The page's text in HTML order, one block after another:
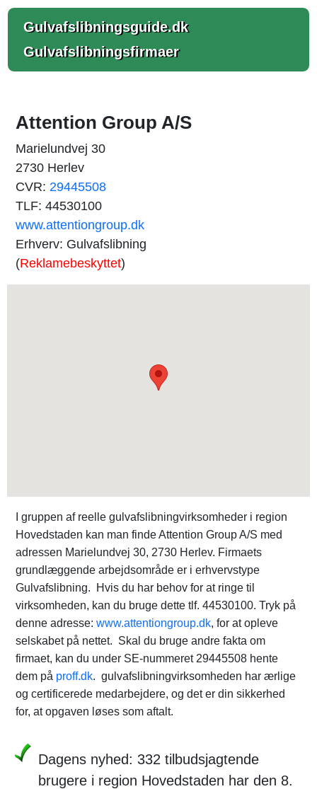
Gulvafslibningsguide.dk
Gulvafslibningsfirmaer
Attention Group A/S
Marielundvej 30
2730 Herlev
CVR: 29445508
TLF: 44530100
www.attentiongroup.dk
Erhverv: Gulvafslibning
(Reklamebeskyttet)
I gruppen af reelle gulvafslibningvirksomheder i region
Hovedstaden kan man finde Attention Group A/S med
adressen Marielundvej 30, 2730 Herlev. Firmaets
grundlæggende arbejdsområde er i erhvervstype
Gulvafslibning. Hvis du har behov for at ringe til
virksomheden, kan du bruge dette tlf. 44530100. Tryk på
denne adresse: www.attentiongroup.dk, for at opleve
selskabet på nettet. Skal du bruge andre fakta om
firmaet, kan du under SE-nummeret 29445508 hente
dem på proff.dk. gulvafslibningvirksomheden har ærlige
og certificerede medarbejdere, og det er din sikkerhed
for, at opgaven løses som aftalt.
Dagens nyhed: 332 tilbudsjagtende
brugere i region Hovedstaden har den 8.